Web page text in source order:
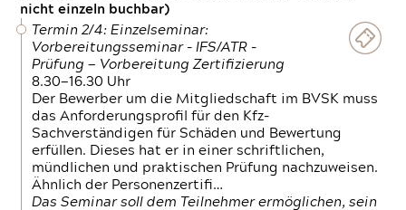
nicht einzeln buchbar)
Termin 2/4: Einzelseminar:
Vorbereitungsseminar - IFS/ATR -
Prüfung — Vorbereitung Zertifizierung
8.30—16.30 Uhr
Der Bewerber um die Mitgliedschaft im BVSK muss
das Anforderungsprofil für den Kfz-
Sachverständigen für Schäden und Bewertung
erfüllen. Dieses hat er in einer schriftlichen,
mündlichen und praktischen Prüfung nachzuweisen.
Ähnlich der Personenzertifi…
Das Seminar soll dem Teilnehmer ermöglichen, sein